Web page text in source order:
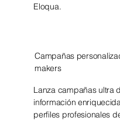
Eloqua.
Campañas
makers
Lanza campañas ultra
información
perfiles profesionales